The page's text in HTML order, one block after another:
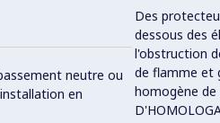
neutre ou
en
Des
dessous des
l'obstruction
de flamme et
homogène de